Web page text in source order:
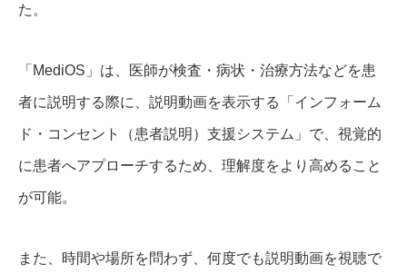
た。
「MediOS」は、医師が検査・病状・治療方法などを患
者に説明する際に、説明動画を表示する「インフォーム
ド・コンセント（患者説明）支援システム」で、視覚的
に患者へアプローチするため、理解度をより高めること
が可能。
また、時間や場所を問わず、何度でも説明動画を視聴で